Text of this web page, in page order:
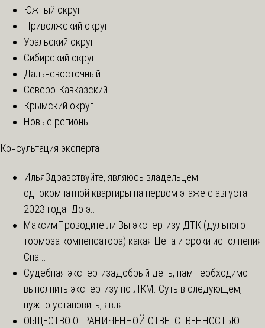
Южный округ
Приволжский округ
Уральский округ
Сибирский округ
Дальневосточный
Северо-Кавказский
Крымский округ
Новые регионы
Консультация эксперта
ИльяЗдравствуйте, являюсь владельцем
однокомнатной квартиры на первом этаже с августа
2023 года. До э...
МаксимПроводите ли Вы экспертизу ДТК (дульного
тормоза компенсатора) какая Цена и сроки исполнения.
Спа...
Судебная экспертизаДобрый день, нам необходимо
выполнить экспертизу по ЛКМ. Суть в следующем,
нужно установить, явля...
ОБЩЕСТВО ОГРАНИЧЕННОЙ ОТВЕТСТВЕННОСТЬЮ